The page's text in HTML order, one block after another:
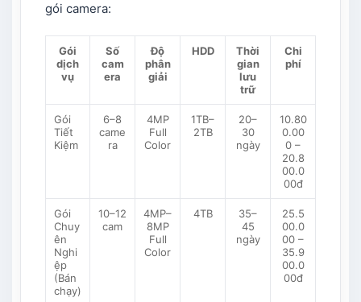
gói camera:
Gói
dịch
vụ
Số
cam
era
Độ
phân
giải
HDD
Thời
gian
lưu
trữ
Chi
phí
Gói
Tiết
Kiệm
6–8
came
ra
4MP
Full
Color
1TB–
2TB
20–
30
ngày
10.80
0.00
0 –
20.8
00.0
00đ
Gói
Chuy
ên
Nghi
ệp
(Bán
chạy)
10–12
cam
4MP–
8MP
Full
Color
4TB
35–
45
ngày
25.5
00.0
00 –
35.9
00.0
00đ